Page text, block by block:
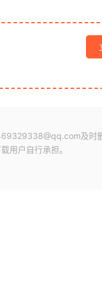
及时
用户自行承担。